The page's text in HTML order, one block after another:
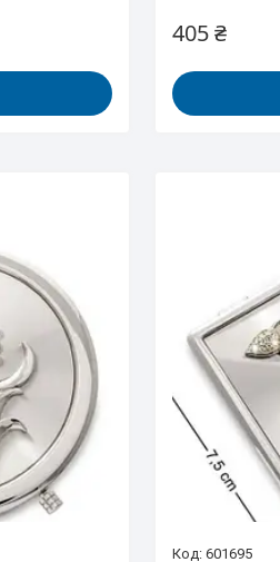
405 ₴
601695